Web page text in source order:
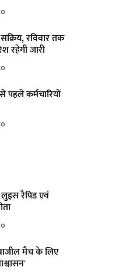
रविवार तक
रहेगी जारी
कर्मचारियों
लुइस रैपिड एवं
मैच के लिए